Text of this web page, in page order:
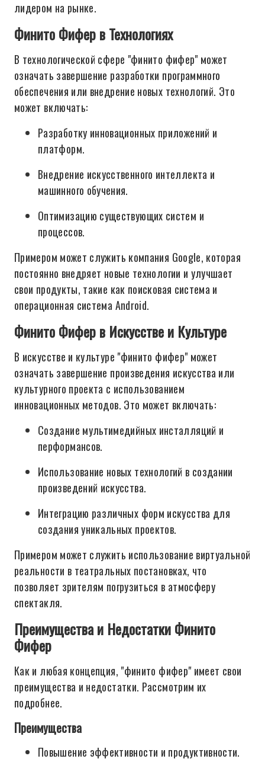
лидером на рынке.
Финито Фифер в Технологиях
В технологической сфере "финито фифер" может
означать завершение разработки программного
обеспечения или внедрение новых технологий. Это
может включать:
Разработку инновационных приложений и
платформ.
Внедрение искусственного интеллекта и
машинного обучения.
Оптимизацию существующих систем и
процессов.
Примером может служить компания Google, которая
постоянно внедряет новые технологии и улучшает
свои продукты, такие как поисковая система и
операционная система Android.
Финито Фифер в Искусстве и Культуре
В искусстве и культуре "финито фифер" может
означать завершение произведения искусства или
культурного проекта с использованием
инновационных методов. Это может включать:
Создание мультимедийных инсталляций и
перформансов.
Использование новых технологий в создании
произведений искусства.
Интеграцию различных форм искусства для
создания уникальных проектов.
Примером может служить использование виртуальной
реальности в театральных постановках, что
позволяет зрителям погрузиться в атмосферу
спектакля.
Преимущества и Недостатки Финито
Фифер
Как и любая концепция, "финито фифер" имеет свои
преимущества и недостатки. Рассмотрим их
подробнее.
Преимущества
Повышение эффективности и продуктивности.